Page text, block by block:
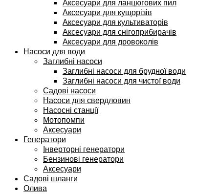
Аксесуари для ланцюгових пил
Аксесуари для кущорізів
Аксесуари для культиваторів
Аксесуари для снігоприбирачів
Аксесуари для дровоколів
Насоси для води
Заглибні насоси
Заглибні насоси для брудної води
Заглибні насоси для чистої води
Садові насоси
Насоси для свердловин
Насосні станції
Мотопомпи
Аксесуари
Генератори
Інверторні генератори
Бензинові генератори
Аксесуари
Садові шланги
Олива